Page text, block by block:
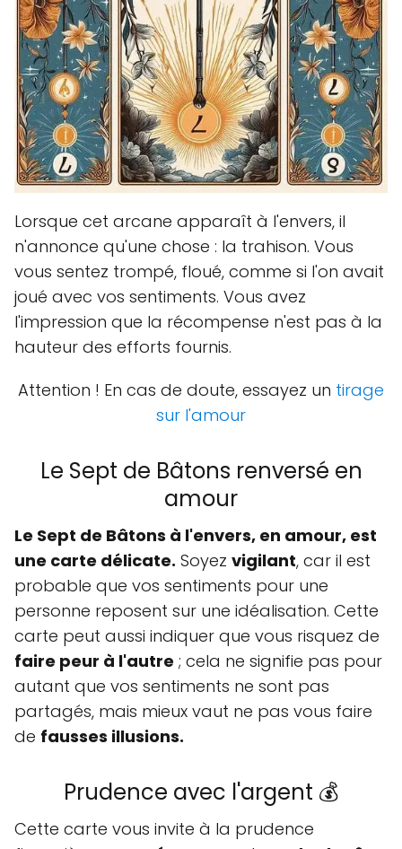
Lorsque cet arcane apparaît à l'envers, il
n'annonce qu'une chose : la trahison. Vous
vous sentez trompé, floué, comme si l'on avait
joué avec vos sentiments. Vous avez
l'impression que la récompense n'est pas à la
hauteur des efforts fournis.
Attention ! En cas de doute, essayez un tirage
sur l'amour
Le Sept de Bâtons renversé en
amour
Le Sept de Bâtons à l'envers, en amour, est
une carte délicate. Soyez vigilant, car il est
probable que vos sentiments pour une
personne reposent sur une idéalisation. Cette
carte peut aussi indiquer que vous risquez de
faire peur à l'autre ; cela ne signifie pas pour
autant que vos sentiments ne sont pas
partagés, mais mieux vaut ne pas vous faire
de fausses illusions.
Prudence avec l'argent 💰
Cette carte vous invite à la prudence